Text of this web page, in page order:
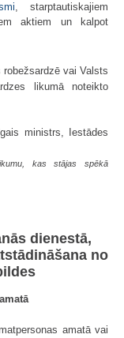
, starptautiskajiem
aktiem un kalpot
vai Valsts
likumā noteikto
ministrs, Iestādes
kas stājas spēkā
dienestā,
no
amatā vai